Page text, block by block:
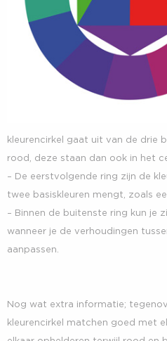
kleurencirkel gaat uit van de drie
rood, deze staan dan ook in het
– De eerstvolgende ring zijn de
twee basiskleuren mengt, zoals
– Binnen de buitenste ring kun je
wanneer je de verhoudingen
aanpassen.
Nog wat extra informatie;
kleurencirkel matchen goed met